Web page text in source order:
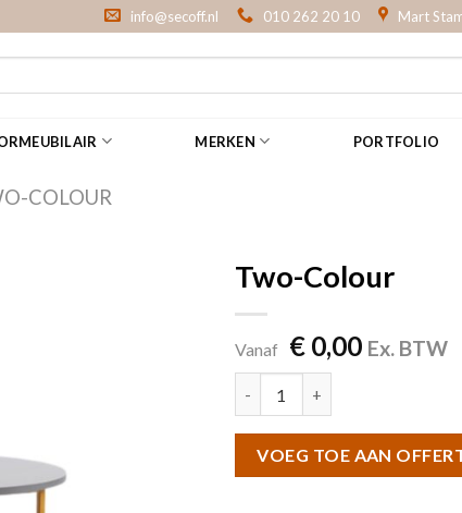
info@secoff.nl 010 262 20 10 Mart
MERKEN PORTFOLIO
COLOUR
Two-Colour
Vanaf €0,00 Ex. BTW
VOEG TOE AAN